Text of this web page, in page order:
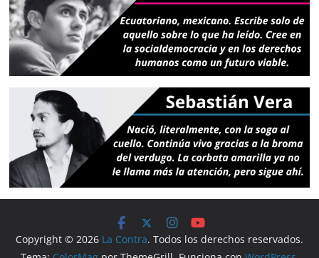
Copyright © 2026 La Contra. Todos los derechos reservados.